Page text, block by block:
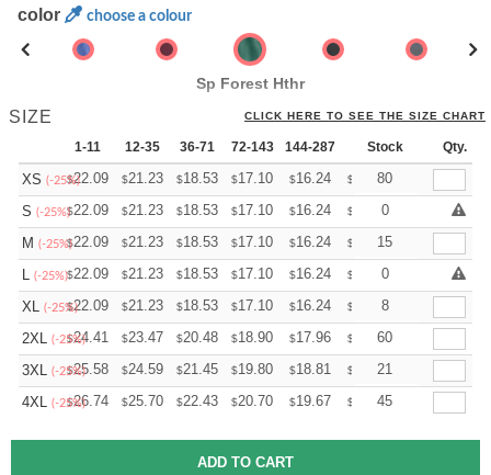
color choose a colour
Sp Forest Hthr
SIZE CLICK HERE TO SEE THE SIZE CHART
1-11 12-35 36-71 72-143 144-287 288 + More
Stock Qty.
XS (-25%)
$22.09 $21.23 $18.53 $17.10 $16.24 $ 15.96
80
S (-25%)$22.09 $21.23 $18.53 $17.10 $16.24 $ 15.96
0
M (-25%)$22.09 $21.23 $18.53 $17.10 $16.24 $ 15.96
15
L (-25%)$22.09 $21.23 $18.53 $17.10 $16.24 $ 15.96
0
XL (-25%)
$22.09 $21.23 $18.53 $17.10 $16.24 $ 15.96
8
2XL (-25%)
$24.41 $23.47 $20.48 $18.90 $17.96 $ 17.64
60
3XL (-25%)
$25.58 $24.59 $21.45 $19.80 $18.81 $ 18.48
21
4XL (-25%)
$26.74 $25.70 $22.43 $20.70 $19.67 $ 19.32
45